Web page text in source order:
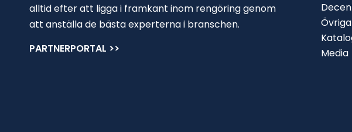
alltid efter att ligga i framkant inom rengöring genom
att anställa de bästa experterna i branschen.
PARTNERPORTAL >>
Media